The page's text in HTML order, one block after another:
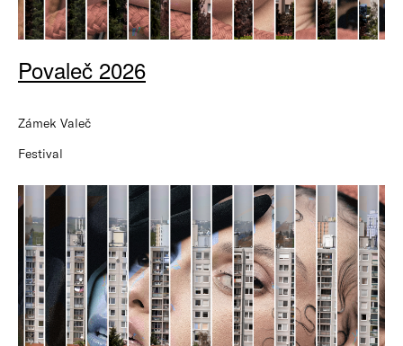
Povaleč 2026
Zámek Valeč
Festival